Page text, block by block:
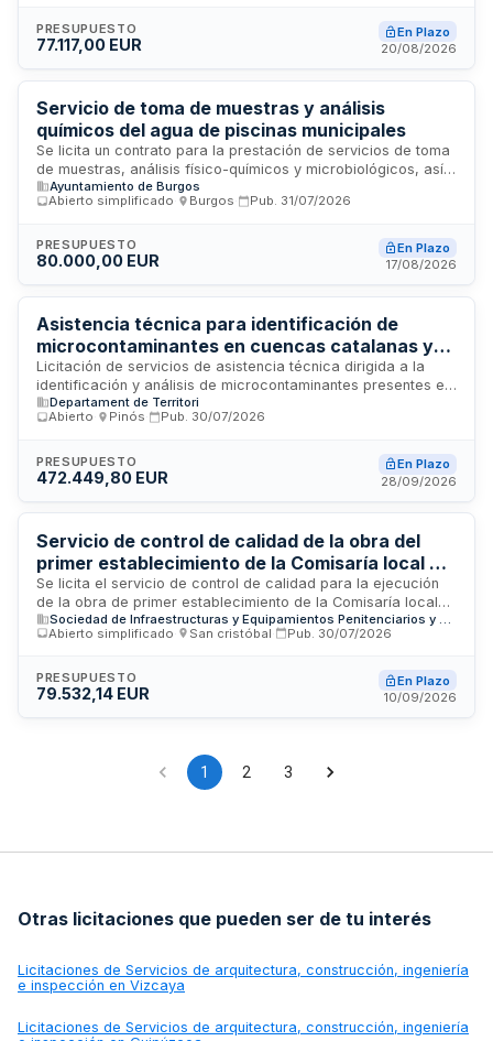
en dos lotes independientes: coordinación de seguridad
laboral en las obras y supervisión técnica de calidad durante
Villamayor, Salamanca.
PRESUPUESTO
77.117,00 EUR
En Plazo
20/08/2026
Servicio de toma de muestras y análisis
químicos del agua de piscinas municipales
Se licita un contrato para la prestación de servicios de toma
de muestras, análisis físico-químicos y microbiológicos, así
como emisión de informes técnicos sobre la calidad del
agua de las piscinas municipales gestionadas por el Servicio
conforme al Real Decreto 742/2013 y demás normativa
aplicable en materia de criterios técnico-sanitarios de
Ayuntamiento de Burgos
Abierto simplificado
Burgos Pub. 31/07/2026
PRESUPUESTO
80.000,00 EUR
En Plazo
17/08/2026
Asistencia técnica para identificación de
microcontaminantes en cuencas catalanas y
evaluación de riesgo asociado
Licitación de servicios de asistencia técnica dirigida a la
identificación y análisis de microcontaminantes presentes en
las masas de agua de las cuencas catalanas, con
evaluación del riesgo asociado. Los trabajos se alinean con
por el Ministerio para la Transición Ecológica. El contrato
incluye análisis químicos mediante técnicas avanzadas,
técnico para la evaluación del estado ecológico de aguas
superficiales y subterráneas en Cataluña.
Departament de Territori
Abierto
Pinós Pub. 30/07/2026
PRESUPUESTO
472.449,80 EUR
En Plazo
28/09/2026
Servicio de control de calidad de la obra del
primer establecimiento de la Comisaría local de
la Policía Nacional en Mahón, Menorca
Se licita el servicio de control de calidad para la ejecución
de la obra de primer establecimiento de la Comisaría local
de la Policía Nacional en Mahón, isla de Menorca. El servicio
comprende el control de ejecución de la obra, control de
instalaciones, así como las pruebas de puesta en
funcionamiento de toda la edificación. El adjudicatario
mecánica del suelo, estructuras, edificación e instalaciones
con experiencia mínima de diez años.
Abierto simplificado
San cristóbal Pub. 30/07/2026
PRESUPUESTO
79.532,14 EUR
En Plazo
10/09/2026
1 2 3
Otras licitaciones que pueden ser de tu interés
Licitaciones de Servicios de arquitectura, construcción, ingeniería
e inspección en Vizcaya
Licitaciones de Servicios de arquitectura, construcción, ingeniería